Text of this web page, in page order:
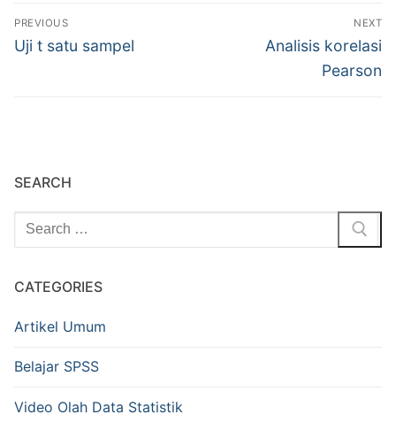
Navigasi
pos
PREVIOUS
Previous
Uji t satu sampel
NEXT
Next
Analisis korelasi
Pearson
SEARCH
Cari:
CATEGORIES
Artikel Umum
Belajar SPSS
Video Olah Data Statistik